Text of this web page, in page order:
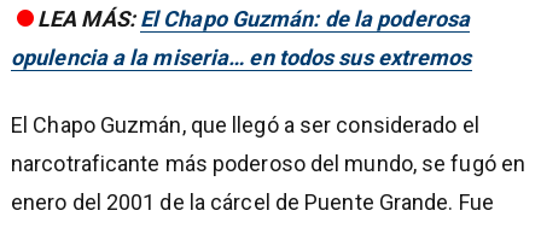
LEA MÁS:El Chapo Guzmán: de la poderosa
opulencia a la miseria… en todos sus extremos
El Chapo Guzmán, que llegó a ser considerado el
narcotraficante más poderoso del mundo, se fugó en
enero del 2001 de la cárcel de Puente Grande. Fue